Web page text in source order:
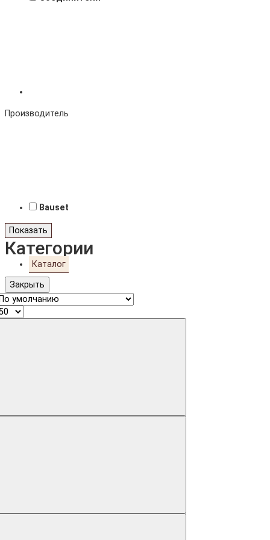
Производитель
Bauset
Показать
Категории
Каталог
Закрыть